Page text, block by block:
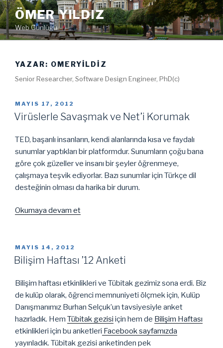
İçeriğe
geç ÖMER YILDIZ
Web Günlüğü
YAZAR: OMERYILDIZ
Senior Researcher, Software Design Engineer, PhD(c)
YAYIM
TARIHI
MAYIS 17, 2012
Virüslerle Savaşmak ve Net’i Korumak
TED, başarılı insanların, kendi alanlarında kısa ve faydalı
sunumlar yaptıkları bir platformdur. Sunumların çoğu bana
göre çok güzeller ve insanı bir şeyler öğrenmeye,
çalışmaya teşvik ediyorlar. Bazı sunumlar için Türkçe dil
desteğinin olması da harika bir durum.
Okumaya devam et“Virüslerle
Korumak”
YAYIM
TARIHI
MAYIS 14, 2012
Bilişim Haftası ’12 Anketi
Bilişim haftası etkinlikleri ve Tübitak gezimiz sona erdi. Biz
de kulüp olarak, öğrenci memnuniyeti ölçmek için, Kulüp
Danışmanımız Burhan Selçuk’un tavsiyesiyle anket
hazırladık. Hem Tübitak gezisi için hem de Bilişim Haftası
etkinlikleri için bu anketleri Facebook sayfamızda
yayınladık. Tübitak gezisi anketinden pek